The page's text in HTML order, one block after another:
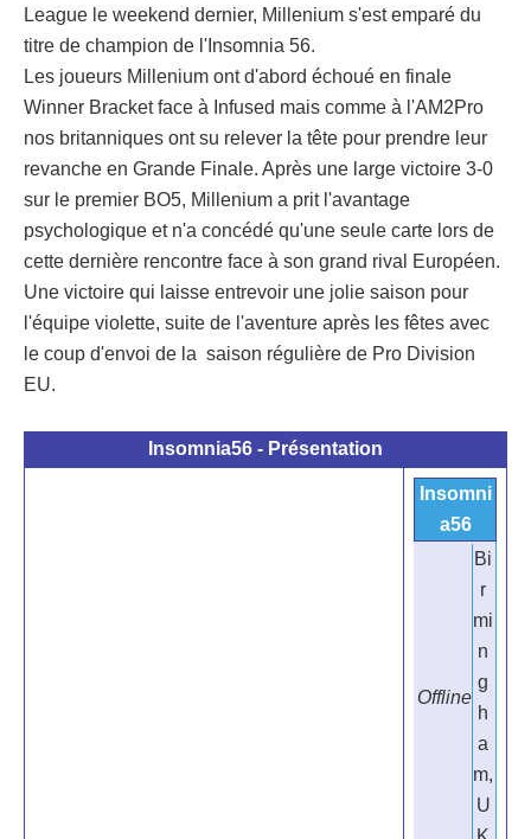
League le weekend dernier, Millenium s'est emparé du
titre de champion de l'Insomnia 56.
Les joueurs Millenium ont d'abord échoué en finale
Winner Bracket face à Infused mais comme à l'AM2Pro
nos britanniques ont su relever la tête pour prendre leur
revanche en Grande Finale. Après une large victoire 3-0
sur le premier BO5, Millenium a prit l'avantage
psychologique et n'a concédé qu'une seule carte lors de
cette dernière rencontre face à son grand rival Européen.
Une victoire qui laisse entrevoir une jolie saison pour
l'équipe violette, suite de l'aventure après les fêtes avec
le coup d'envoi de la saison régulière de Pro Division
EU.
Insomnia56 - Présentation
Insomni
a56
Offline
Bi
r
mi
n
g
h
a
m,
U